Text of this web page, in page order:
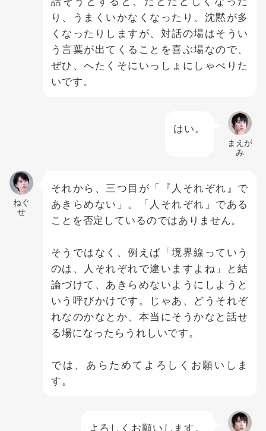
り、うまくいかなくなったり、沈黙が多
くなったりしますが、対話の場はそうい
う言葉が出てくることを喜ぶ場なので、
ぜひ、へたくそにいっしょにしゃべりた
いです。
はい。
まえが
み
ねぐ
せ
それから、三つ目が「『人それぞれ』で
あきらめない」。「人それぞれ」である
ことを否定しているのではありません。
そうではなく、例えば「境界線っていう
のは、人それぞれで違いますよね」と結
論づけて、あきらめないようにしようと
いう呼びかけです。じゃあ、どうそれぞ
れなのかなとか、本当にそうかなと話せ
る場になったらうれしいです。
では、あらためてよろしくお願いしま
す。
よろしくお願いします。